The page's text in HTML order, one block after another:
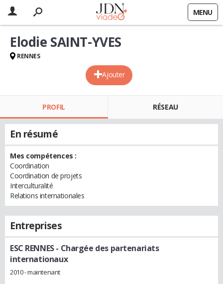
MENU
Ajouter
Elodie SAINT-YVES
RENNES
PROFIL RÉSEAU
En résumé
Mes compétences :
Coordination
Coordination de projets
Interculturalité
Relations internationales
Entreprises
ESC RENNES- Chargée des partenariats
internationaux
2010 - maintenant